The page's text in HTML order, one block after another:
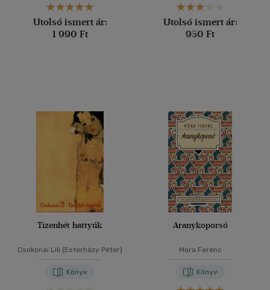
Utolsó ismert ár:
1 990 Ft
Utolsó ismert ár:
950 Ft
Tizenhét hattyúk
Csokonai Lili (Esterházy Péter)
Könyv
Aranykoporsó
Móra Ferenc
Könyv